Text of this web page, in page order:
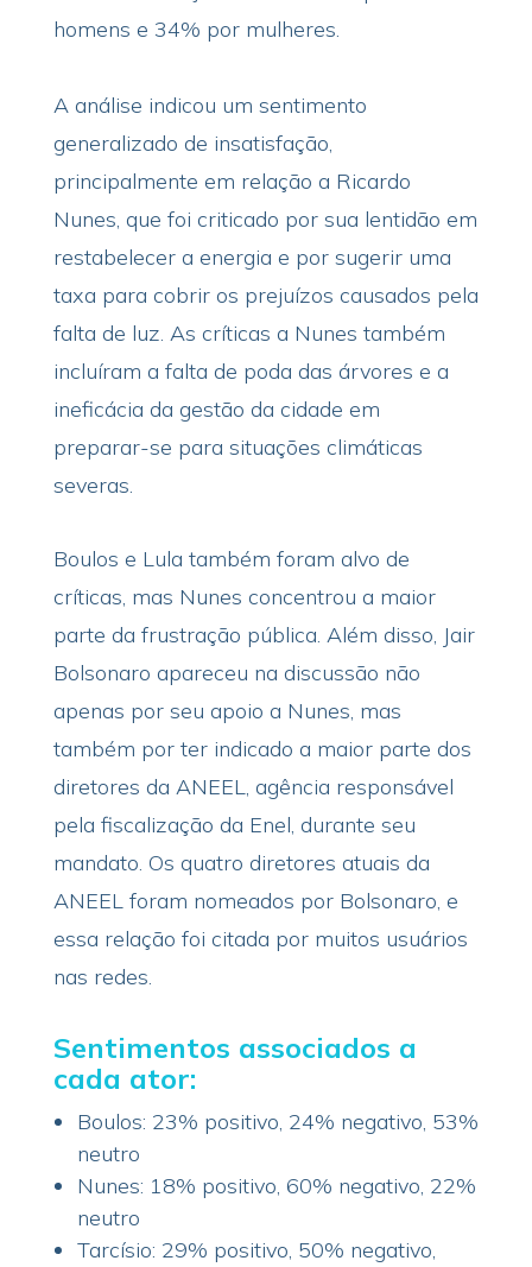
homens e 34% por mulheres.
A análise indicou um sentimento
generalizado de insatisfação,
principalmente em relação a Ricardo
Nunes, que foi criticado por sua lentidão em
restabelecer a energia e por sugerir uma
taxa para cobrir os prejuízos causados pela
falta de luz. As críticas a Nunes também
incluíram a falta de poda das árvores e a
ineficácia da gestão da cidade em
preparar-se para situações climáticas
severas.
Boulos e Lula também foram alvo de
críticas, mas Nunes concentrou a maior
parte da frustração pública. Além disso, Jair
Bolsonaro apareceu na discussão não
apenas por seu apoio a Nunes, mas
também por ter indicado a maior parte dos
diretores da ANEEL, agência responsável
pela fiscalização da Enel, durante seu
mandato. Os quatro diretores atuais da
ANEEL foram nomeados por Bolsonaro, e
essa relação foi citada por muitos usuários
nas redes.
Sentimentos associados a
cada ator:
Boulos: 23% positivo, 24% negativo, 53%
neutro
Nunes: 18% positivo, 60% negativo, 22%
neutro
Tarcísio: 29% positivo, 50% negativo,